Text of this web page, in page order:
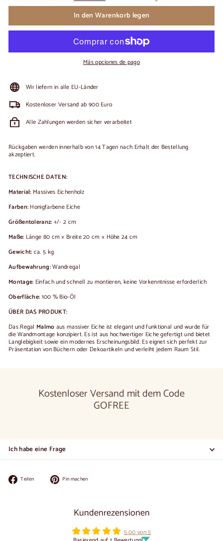
In den Warenkorb legen
Más opciones de pago
Wir liefern in alle EU-Länder
Kostenloser Versand ab 900 Euro
Alle Zahlungen werden sicher verarbeitet
Rückgaben werden innerhalb von 14 Tagen nach Erhalt der Bestellung
akzeptiert.
TECHNISCHE DATEN:
Material: Massives Eichenholz
Farben: Honigfarbene Eiche
Größentoleranz: +/- 2 cm
Maße: Länge 80 cm × Breite 20 cm × Höhe 24 cm
Gewicht: ca. 5 kg
Aufbewahrung:Wandregal
Montage: Einfach und schnell zu montieren, keine Vorkenntnisse erforderlich
Oberfläche: 100 % Bio-Öl
ÜBER DAS PRODUKT:
Das Regal Malmo aus massiver Eiche ist elegant und funktional und wurde für
die Wandmontage konzipiert. Es ist aus hochwertiger Eiche gefertigt und bietet
Langlebigkeit sowie ein modernes Erscheinungsbild. Es eignet sich perfekt zur
Präsentation von Büchern oder Dekoartikeln und verleiht jedem Raum Stil.
Kostenloser Versand mit dem Code
GOFREE
Ich habe eine Frage
Teilen
Facebook
Pin machen
Kundenrezensionen
5.00 von 5